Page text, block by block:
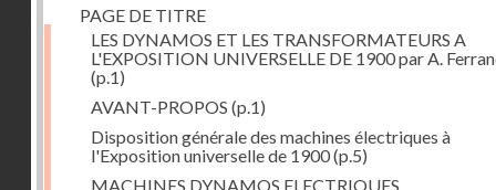
PAGE DE TITRE
LES DYNAMOS ET LES TRANSFORMATEURS A
L'EXPOSITION UNIVERSELLE DE 1900 par A.
(p.1)
AVANT-PROPOS (p.1)
Disposition générale des machines électriques à
l'Exposition universelle de 1900(p.5)
MACHINES DYNAMOS ELECTRIQUES